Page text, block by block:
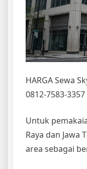
HARGA Sewa
0812-7583-3357
Untuk
Raya dan Jawa
area sebagai